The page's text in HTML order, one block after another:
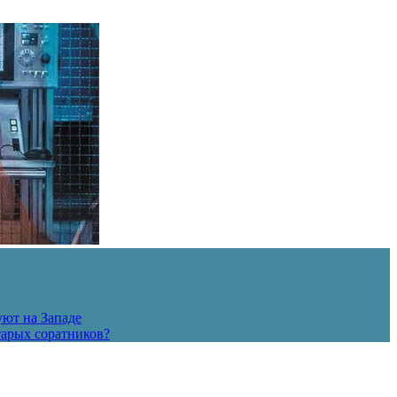
на Западе
соратников?